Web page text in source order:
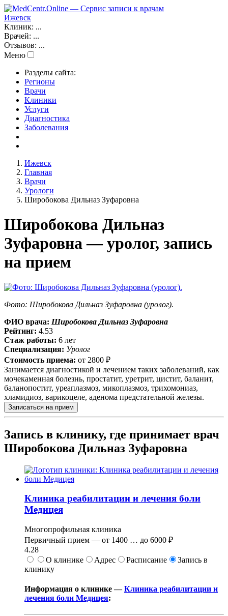
Ижевск
Клиник: ...
Врачей: ...
Отзывов: ...
Меню
Разделы сайта:
Регионы
Врачи
Клиники
Услуги
Диагностика
Заболевания
Ижевск
Главная
Врачи
Урологи
Широбокова Дильназ Зуфаровна
Широбокова Дильназ
Зуфаровна — уролог, запись
на прием
Фото: Широбокова Дильназ Зуфаровна (уролог).
ФИО врача: Широбокова Дильназ Зуфаровна
Рейтинг: 4.53
Стаж работы: 6 лет
Специализация: Уролог
Стоимость приема: от 2800 ₽
Занимается диагностикой и лечением таких заболеваний, как
мочекаменная болезнь, простатит, уретрит, цистит, баланит,
баланопостит, уреаплазмоз, микоплазмоз, трихомониаз,
хламидиоз, варикоцеле, аденома предстательной железы.
Записаться на прием
Запись в клинику, где принимает врач
Широбокова Дильназ Зуфаровна
Клиника реабилитации и лечения боли
Медицея
Многопрофильная клиника
Первичный прием — от 1400 … до 6000 ₽
4.28
О клинике
Адрес Расписание
Запись в
клинику
Информация о клинике —Клиника реабилитации и
лечения боли Медицея: